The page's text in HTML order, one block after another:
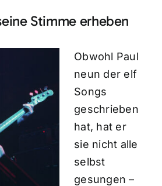
Stimme erheben
Obwohl Paul
neun der elf
Songs
geschrieben
hat, hat er
sie nicht alle
selbst
gesungen –